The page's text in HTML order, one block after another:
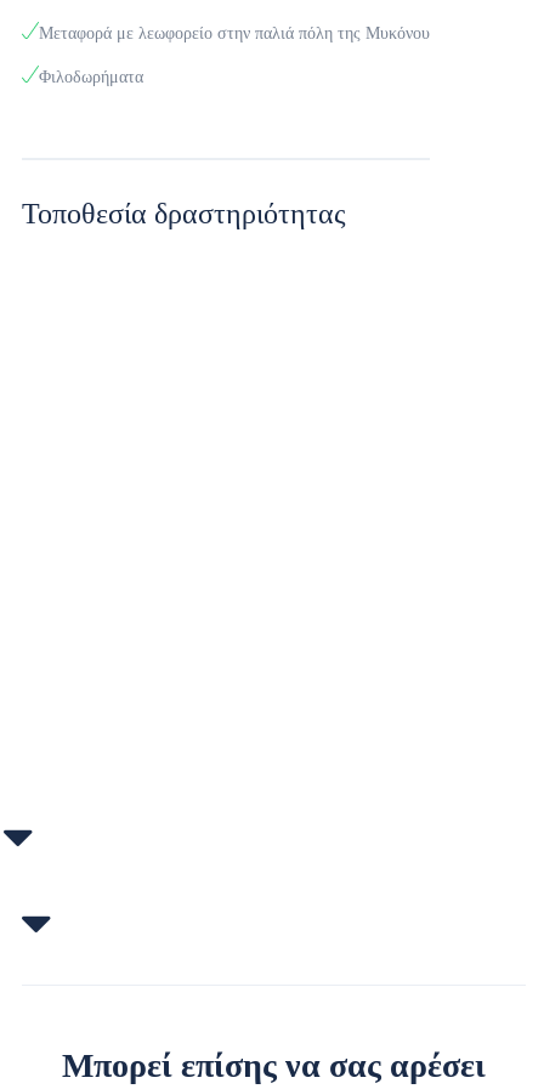
Μεταφορά με λεωφορείο στην παλιά πόλη της Μυκόνου
Φιλοδωρήματα
Τοποθεσία δραστηριότητας
Μπορεί επίσης να σας αρέσει